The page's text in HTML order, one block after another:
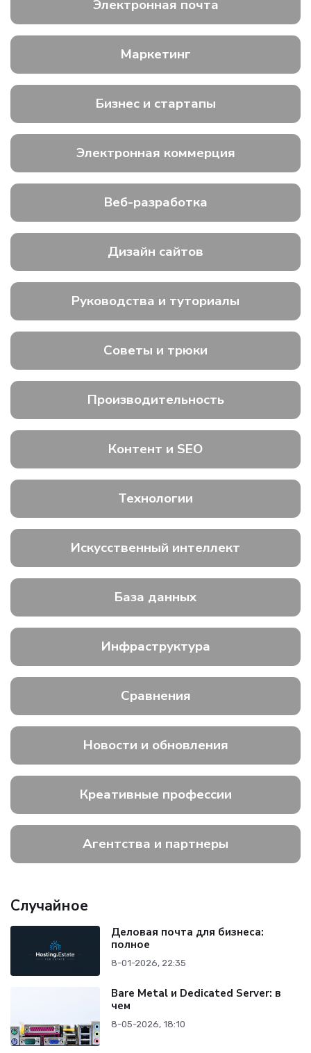
Электронная почта
Маркетинг
Бизнес и стартапы
Электронная коммерция
Веб-разработка
Дизайн сайтов
Руководства и туториалы
Советы и трюки
Производительность
Контент и SEO
Технологии
Искусственный интеллект
База данных
Инфраструктура
Сравнения
Новости и обновления
Креативные профессии
Агентства и партнеры
Случайное
Деловая почта для бизнеса:
полное
8-01-2026, 22:35
Bare Metal и Dedicated Server: в
чем
8-05-2026, 18:10